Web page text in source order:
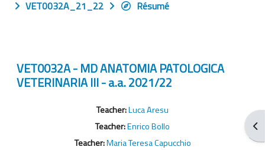
VET0032A_21_22
Résumé
VET0032A - MD ANATOMIA PATOLOGICA
VETERINARIA III - a.a. 2021/22
Teacher:Luca Aresu
Teacher:Enrico Bollo
Teacher:Maria Teresa Capucchio